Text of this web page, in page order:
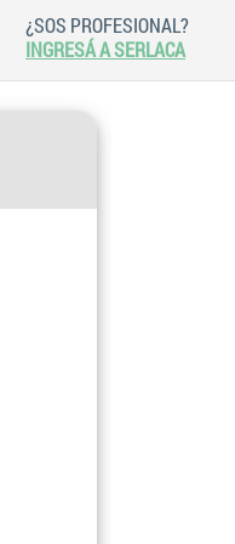
¿SOS PROFESIONAL?
INGRESÁ A SERLACA